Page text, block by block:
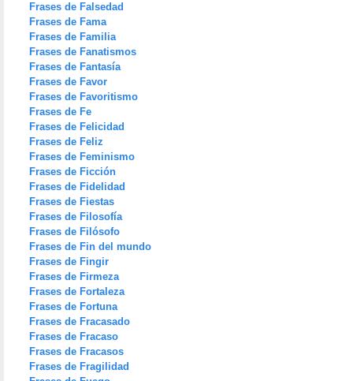
Frases de Falsedad
Frases de Fama
Frases de Familia
Frases de Fanatismos
Frases de Fantasía
Frases de Favor
Frases de Favoritismo
Frases de Fe
Frases de Felicidad
Frases de Feliz
Frases de Feminismo
Frases de Ficción
Frases de Fidelidad
Frases de Fiestas
Frases de Filosofía
Frases de Filósofo
Frases de Fin del mundo
Frases de Fingir
Frases de Firmeza
Frases de Fortaleza
Frases de Fortuna
Frases de Fracasado
Frases de Fracaso
Frases de Fracasos
Frases de Fragilidad